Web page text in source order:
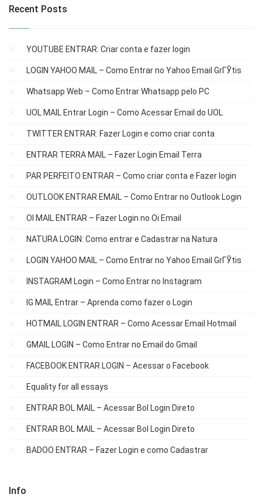
Recent Posts
YOUTUBE ENTRAR: Criar conta e fazer login
LOGIN YAHOO MAIL – Como Entrar no Yahoo Email GrГЎtis
Whatsapp Web – Como Entrar Whatsapp pelo PC
UOL MAIL Entrar Login – Como Acessar Email do UOL
TWITTER ENTRAR: Fazer Login e como criar conta
ENTRAR TERRA MAIL – Fazer Login Email Terra
PAR PERFEITO ENTRAR – Como criar conta e Fazer login
OUTLOOK ENTRAR EMAIL – Como Entrar no Outlook Login
OI MAIL ENTRAR – Fazer Login no Oi Email
NATURA LOGIN: Como entrar e Cadastrar na Natura
LOGIN YAHOO MAIL – Como Entrar no Yahoo Email GrГЎtis
INSTAGRAM Login – Como Entrar no Instagram
IG MAIL Entrar – Aprenda como fazer o Login
HOTMAIL LOGIN ENTRAR – Como Acessar Email Hotmail
GMAIL LOGIN – Como Entrar no Email do Gmail
FACEBOOK ENTRAR LOGIN – Acessar o Facebook
Equality for all essays
ENTRAR BOL MAIL – Acessar Bol Login Direto
ENTRAR BOL MAIL – Acessar Bol Login Direto
BADOO ENTRAR – Fazer Login e como Cadastrar
Info